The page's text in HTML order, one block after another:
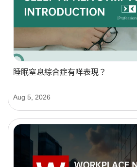
睡眠窒息綜合症有咩表現？
Aug 5, 2026